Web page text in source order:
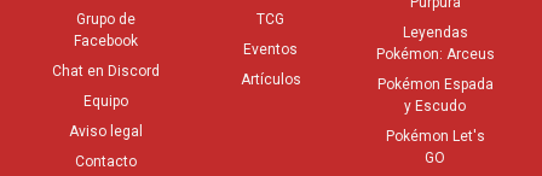
Grupo de
Facebook
Chat en Discord
Equipo
Aviso legal
Contacto
TCG
Eventos
Artículos
Leyendas
Pokémon: Arceus
Pokémon Espada
y Escudo
Pokémon Let's
GO